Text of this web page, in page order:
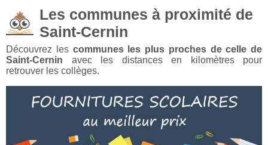
Les communes à proximité de
Saint-Cernin
Découvrez les communes les plus proches de celle de
Saint-Cernin avec les distances en kilomètres pour
retrouver les collèges.